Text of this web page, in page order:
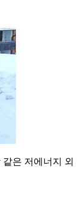
은 저에너지 외